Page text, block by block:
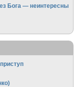
Бога — неинтересны